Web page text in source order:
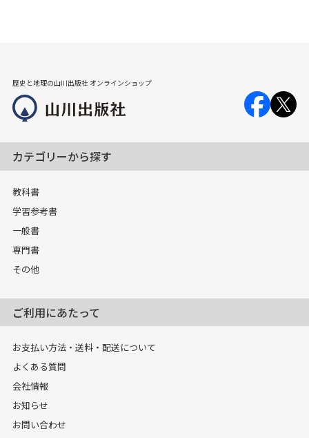
歴史と地理の山川出版社 オンラインショップ
カテゴリーから探す
教科書
学習参考書
一般書
専門書
その他
ご利用にあたって
お支払い方法・送料・配送について
よくある質問
会社情報
お知らせ
お問い合わせ